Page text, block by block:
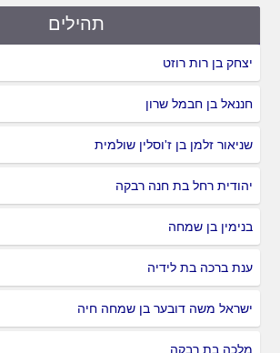
תהילים
יצחק בן רות רוזט
חננאל בן חבמל שרון
שניאור זלמן בן ז'וסלין שולמית
יהודית רחל בת חנה רבקה
בנימין בן שמחה
ענת ברכה בת לידיה
ישראל משה דובער בן שמחה חיה
מלכה בת רבקה